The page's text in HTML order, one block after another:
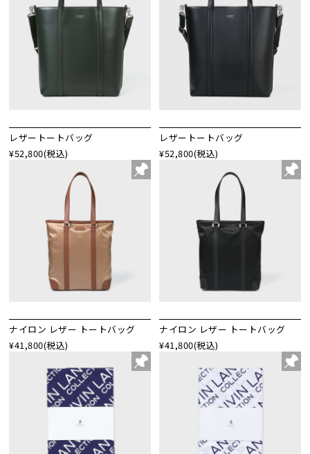
レザートートバッグ
¥52,800(税込)
レザートートバッグ
¥52,800(税込)
ナイロン レザー トートバッグ
¥41,800(税込)
ナイロン レザー トートバッグ
¥41,800(税込)